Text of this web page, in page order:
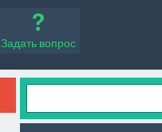
Задать вопрос